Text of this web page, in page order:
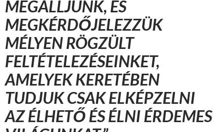
MEGÁLLJUNK, ÉS
MEGKÉRDŐJELEZZÜK
MÉLYEN RÖGZÜLT
FELTÉTELEZÉSEINKET,
AMELYEK KERETÉBEN
TUDJUK CSAK ELKÉPZELNI
AZ ÉLHETŐ ÉS ÉLNI ÉRDEMES